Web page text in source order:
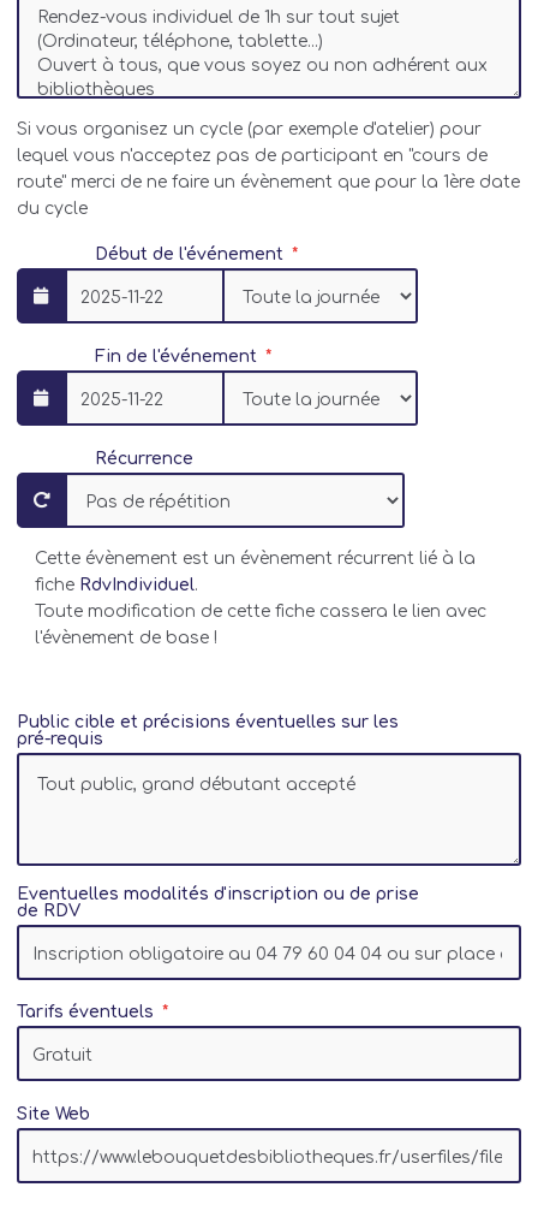
Bibliothèque des Allues
Bibliothèque du Flon
Bibliothèque du Guiers
Bibliothèque municipale
Bibliothèque municipale
Bibliothèque municipale
Bibliothèque municipale Robert Laude
CCAS de Challes-les-Eaux
CLEF Chantemerle
Café Biollay
Centre Social et d'Animation du Biollay
Centre socio-culturel d'Albertville
Centre socioculturel 3 p'tits cailloux - France
services Val d'Arc
Clic' & Ressources
Confédération syndicale des Familles (CSF)
Courchevel Emploi–France Services
Déclic Biollay
Espace Jeunes Coeur de Maurienne
Espace Public Multimédia Lanslebourg Val
Espace Ressources Santé
Espace numérique de la bibliothèque du
Piochet
Espace saisonniers – Msap Les Menuires
Espace saisonniers – Msap Val Thorens
Si vous organisez un cycle (par exemple d'atelier) pour
lequel vous n'acceptez pas de participant en "cours de
route" merci de ne faire un évènement que pour la 1ère date
du cycle
Début de l'événement
Fin de l'événement
Récurrence
Cette évènement est un évènement récurrent lié à la
fiche RdvIndividuel.
Toute modification de cette fiche cassera le lien avec
l'évènement de base !
Public cible et précisions éventuelles sur les
pré-requis
Eventuelles modalités d'inscription ou de prise
de RDV
Tarifs éventuels
Site Web